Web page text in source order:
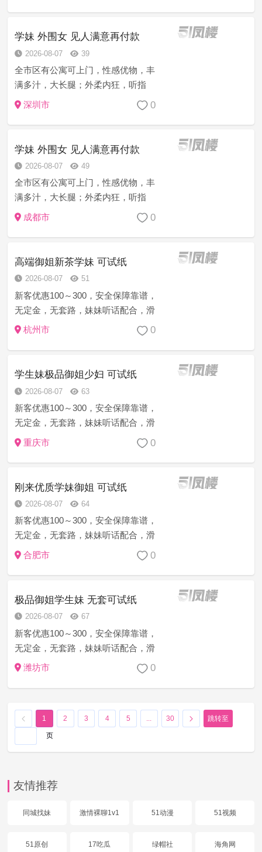
姐 御姐 白领 文员 处女 服务员 ...
学妹 外围女 见人满意再付款
2026-08-07 39
全市区有公寓可上门，性感优物，丰
满多汁，大长腿；外柔内狂，听指
挥，开郎活泼，声动人，服务周到，
姐 御姐 白领 文员 处女 服务员 ...
深圳市 0
学妹 外围女 见人满意再付款
2026-08-07 49
全市区有公寓可上门，性感优物，丰
满多汁，大长腿；外柔内狂，听指
挥，开郎活泼，声动人，服务周到，
姐 御姐 白领 文员 处女 服务员 ...
成都市 0
高端御姐新茶学妹 可试纸
2026-08-07 51
新客优惠100～300，安全保障靠谱，
无定金，无套路，妹妹听话配合，滑
嫩的皮肤，圆润饱满的臂，一把抓上
操起来，一边抓着她白嫩的奶子一边
杭州市 0
学生妹极品御姐少妇 可试纸
2026-08-07 63
新客优惠100～300，安全保障靠谱，
无定金，无套路，妹妹听话配合，滑
嫩的皮肤，圆润饱满的臂，一把抓上
操起来，一边抓着她白嫩的奶子一边
重庆市 0
刚来优质学妹御姐 可试纸
2026-08-07 64
新客优惠100～300，安全保障靠谱，
无定金，无套路，妹妹听话配合，滑
嫩的皮肤，圆润饱满的臂，一把抓上
操起来，一边抓着她白嫩的奶子一边
合肥市 0
极品御姐学生妹 无套可试纸
2026-08-07 67
新客优惠100～300，安全保障靠谱，
无定金，无套路，妹妹听话配合，滑
嫩的皮肤，圆润饱满的臂，一把抓上
插...
潍坊市 0
1 2 3 4 5 30 跳转至
页
友情推荐
同城找妹 激情裸聊1v1 51动漫 51视频
51原创 17吃瓜 绿帽社 海角网